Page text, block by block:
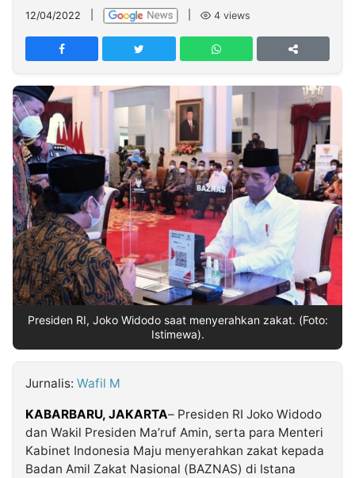
Network
PT
TREETAN
MULTIMEDIA
INDONESIA
Partner
Insight
NTB
Suara
Time
Lens
IDN
Daily
Jogja
Jalan
Rakyat
Idealita
News
Kita
Notice
Radar
Baru
Seedbacklink
Follow
Kabarbaru
12/04/2022 4 views
Presiden RI, Joko Widodo saat menyerahkan zakat. (Foto:
Istimewa).
Jurnalis: Wafil M
KABARBARU, JAKARTA– Presiden RI Joko Widodo
dan Wakil Presiden Ma’ruf Amin, serta para Menteri
Kabinet Indonesia Maju menyerahkan zakat kepada
Badan Amil Zakat Nasional (BAZNAS) di Istana